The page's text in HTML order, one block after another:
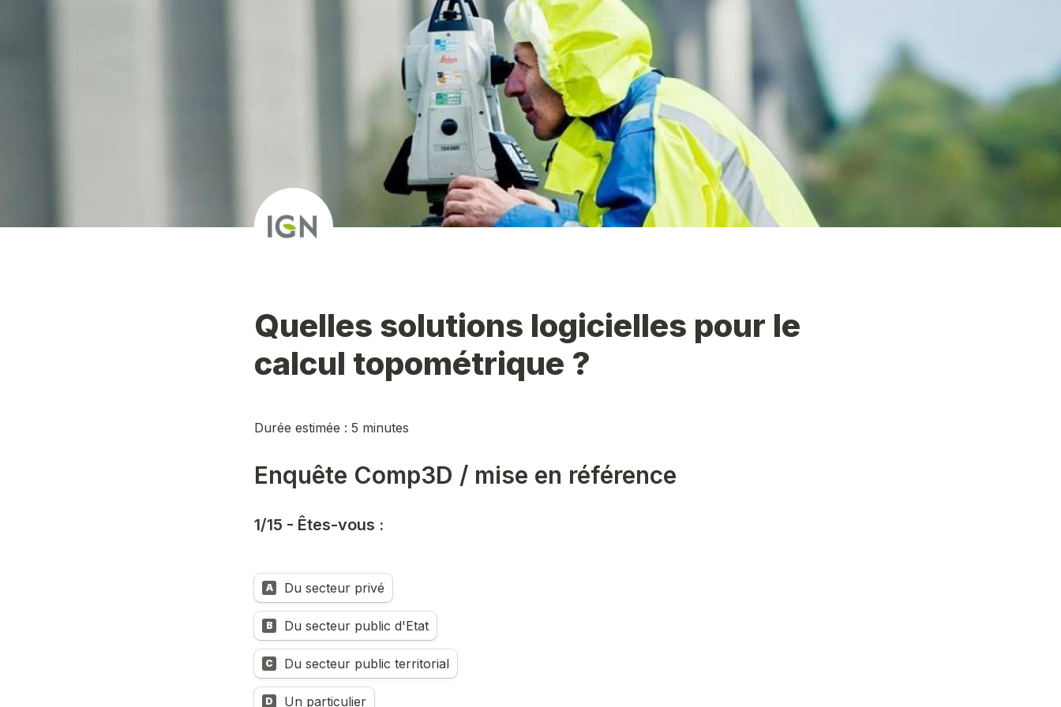
Quelles solutions logicielles pour le
calcul topométrique ?
Durée estimée : 5 minutes
Enquête Comp3D / mise en référence
1/15 - Êtes-vous :
A Du secteur privé
B Du secteur public d'Etat
C Du secteur public territorial
D Un particulier